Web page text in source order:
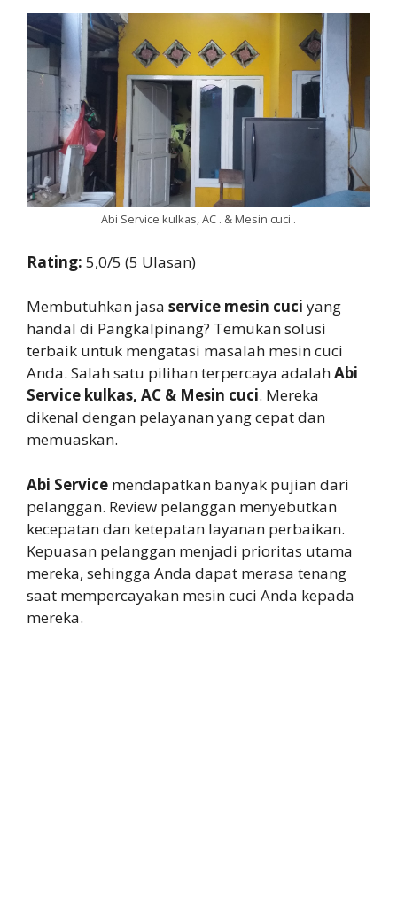
Abi Service kulkas, AC . & Mesin cuci .
Rating: 5,0/5 (5 Ulasan)
Membutuhkan jasa service mesin cuci yang
handal di Pangkalpinang? Temukan solusi
terbaik untuk mengatasi masalah mesin cuci
Anda. Salah satu pilihan terpercaya adalahAbi
Service kulkas, AC & Mesin cuci. Mereka
dikenal dengan pelayanan yang cepat dan
memuaskan.
Abi Service mendapatkan banyak pujian dari
pelanggan. Review pelanggan menyebutkan
kecepatan dan ketepatan layanan perbaikan.
Kepuasan pelanggan menjadi prioritas utama
mereka, sehingga Anda dapat merasa tenang
saat mempercayakan mesin cuci Anda kepada
mereka.